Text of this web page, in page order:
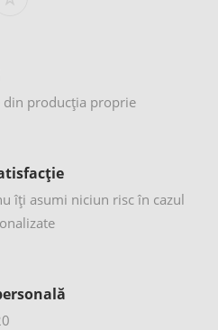
din producția proprie
îţi asumi niciun risc în cazul